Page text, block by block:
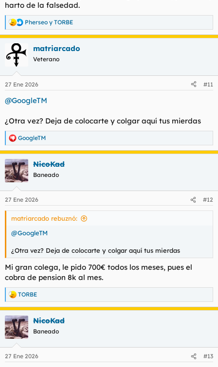
harto de la falsedad.
R
e
a
c
e
:
Pherseo y TORBE
matriarcado
Veterano
27 Ene 2026 #11
@GoogleTM
¿Otra vez? Deja de colocarte y colgar aquí tus mierdas
R
e
a
c
c
i
e
s
GoogleTM
NicoKad
Baneado
27 Ene 2026 #12
matriarcado rebuznó:
@GoogleTM
¿Otra vez? Deja de colocarte y colgar aquí tus mierdas
Mi gran colega, le pido 700€ todos los meses, pues el
cobra de pension 8k al mes.
R
e
a
c
c
i
e
TORBE
NicoKad
Baneado
27 Ene 2026 #13